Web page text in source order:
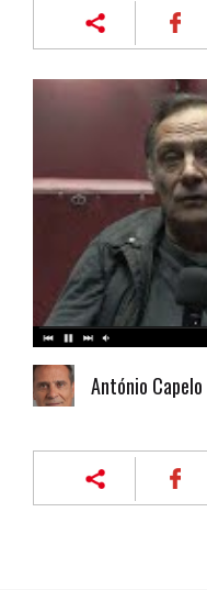
António Capelo